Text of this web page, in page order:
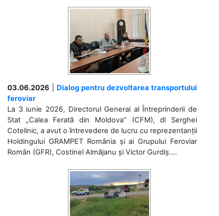
03.06.2026
Dialog pentru dezvoltarea transportului
feroviar
La 3 iunie 2026, Directorul General al Întreprinderii de
Stat „Calea Ferată din Moldova” (CFM), dl Serghei
Cotelinic, a avut o întrevedere de lucru cu reprezentanții
Holdingului GRAMPET România și ai Grupului Feroviar
Român (GFR), Costinel Almăjanu și Victor Gurdiș....